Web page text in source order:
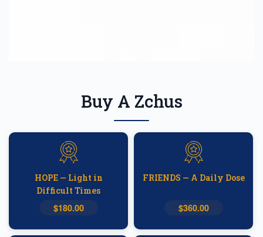
Buy A Zchus
HOPE — Light in
Difficult Times
$180.00
FRIENDS — A Daily Dose
$360.00